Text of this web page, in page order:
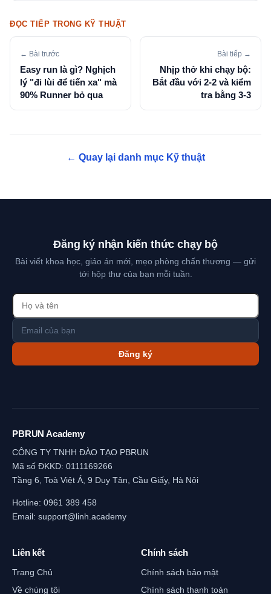
ĐỌC TIẾP TRONG KỸ THUẬT
← Bài trước
Easy run là gì? Nghịch
lý "đi lùi để tiến xa" mà
90% Runner bỏ qua
Bài tiếp →
Nhịp thở khi chạy bộ:
Bắt đầu với 2-2 và kiểm
tra bằng 3-3
← Quay lại danh mục Kỹ thuật
Đăng ký nhận kiến thức chạy bộ
Bài viết khoa học, giáo án mới, mẹo phòng chấn thương — gửi
tới hộp thư của bạn mỗi tuần.
Đăng ký
PBRUN Academy
CÔNG TY TNHH ĐÀO TẠO PBRUN
Mã số ĐKKD: 0111169266
Tầng 6, Toà Việt Á, 9 Duy Tân, Cầu Giấy, Hà Nội
Hotline: 0961 389 458
Email: support@linh.academy
Liên kết
Trang Chủ
Về chúng tôi
Chính sách
Chính sách bảo mật
Chính sách thanh toán